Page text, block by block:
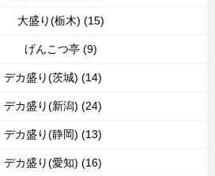
大盛り(栃木) (15)
げんこつ亭 (9)
デカ盛り(茨城) (14)
デカ盛り(新潟) (24)
デカ盛り(静岡) (13)
デカ盛り(愛知) (16)